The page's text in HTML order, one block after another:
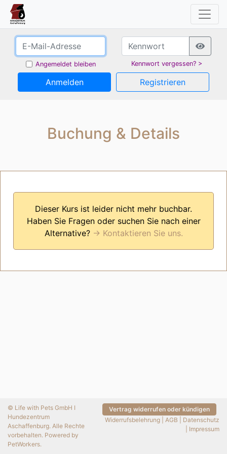
Angemeldet bleiben Kennwort vergessen? >
Anmelden Registrieren
Buchung & Details
Dieser Kurs ist leider nicht mehr buchbar.
Haben Sie Fragen oder suchen Sie nach einer
Alternative? → Kontaktieren Sie uns.
© Life with Pets GmbH I
Hundezentrum
Aschaffenburg. Alle Rechte
vorbehalten. Powered by
PetWorkers.
Vertrag widerrufen oder kündigen
Widerrufsbelehrung
AGB
Datenschutz
Impressum